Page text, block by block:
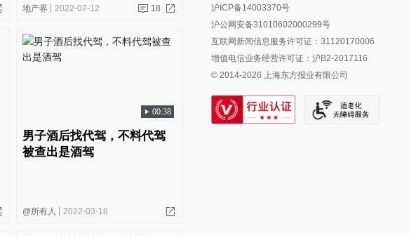
地产界 2022-07-12 18
00:38
男子酒后找代驾，不料代驾
被查出是酒驾
@所有人 2022-03-18
澎湃新闻公众号
澎湃新闻抖音号
派生万物开放平台
IP SHANGHAI
SIXTH TONE
报料邮箱: news@thepaper.cn
沪ICP备14003370号
沪公网安备31010602000299号
互联网新闻信息服务许可证：31120170006
增值电信业务经营许可证：沪B2-2017116
© 2014-2026 上海东方报业有限公司